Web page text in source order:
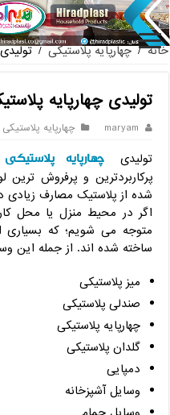
پخش عمده صندلی پلاستیکی
خانه / چهارپایه پلاستیکی /
تولیدی چهارپایه
maryam چهارپایه پلاستیکی
تولیدی چهارپایه پلاستیکی
پرکاربردترین و پرفروش
شده از پلاستیک مصارف زیادی
اگر در محیط منزل یا محل
متوجه می شویم؛ که بسیاری
ساخته شده اند. از جمله این
میز پلاستیکی
صندلی پلاستیکی
چهارپایه پلاستیکی
گلدان پلاستیکی
دمپایی
وسایل آشپزخانه